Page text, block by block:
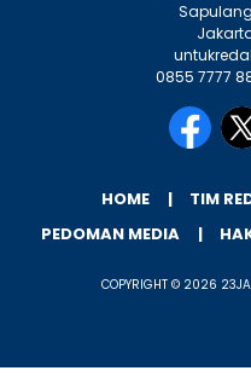
0855 7777
HOME TIM
PEDOMAN MEDIA
COPYRIGHT © 2026